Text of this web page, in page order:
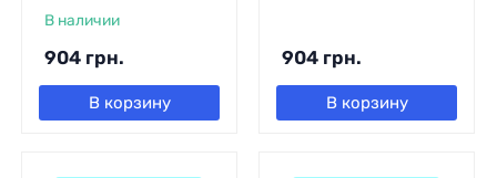
В наличии
904 грн.
В корзину
904 грн.
В корзину